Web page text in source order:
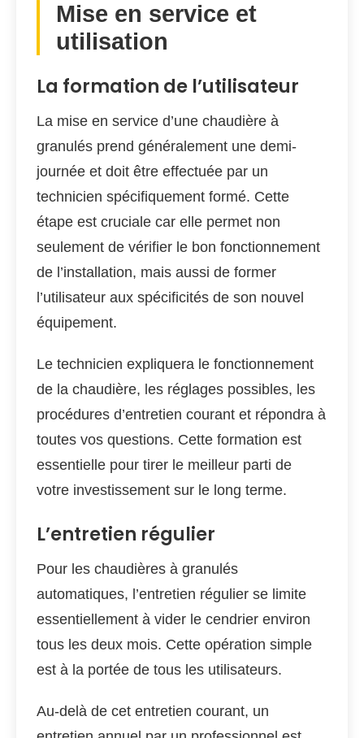
Mise en service et
utilisation
La formation de l’utilisateur
La mise en service d’une chaudière à
granulés prend généralement une demi-
journée et doit être effectuée par un
technicien spécifiquement formé. Cette
étape est cruciale car elle permet non
seulement de vérifier le bon fonctionnement
de l’installation, mais aussi de former
l’utilisateur aux spécificités de son nouvel
équipement.
Le technicien expliquera le fonctionnement
de la chaudière, les réglages possibles, les
procédures d’entretien courant et répondra à
toutes vos questions. Cette formation est
essentielle pour tirer le meilleur parti de
votre investissement sur le long terme.
L’entretien régulier
Pour les chaudières à granulés
automatiques, l’entretien régulier se limite
essentiellement à vider le cendrier environ
tous les deux mois. Cette opération simple
est à la portée de tous les utilisateurs.
Au-delà de cet entretien courant, un